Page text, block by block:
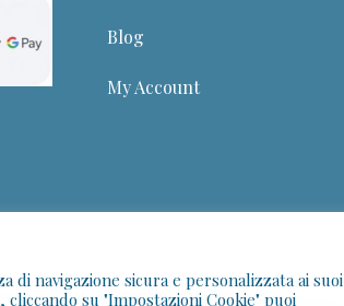
Blog
My Account
in Tribunale. Tutti i diritti riservati
di navigazione sicura e personalizzata ai suoi
su "Impostazioni Cookie" puoi